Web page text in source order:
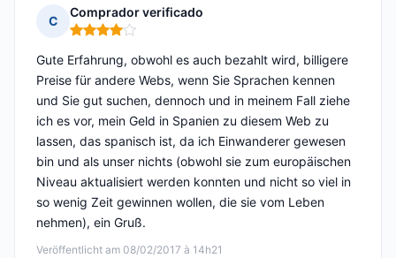
C
Comprador verificado
Hinweis: 4 von 5
Veröffentlicht am 08/02/2017 à 14h21
Gute Erfahrung, obwohl es auch bezahlt wird, billigere
Preise für andere Webs, wenn Sie Sprachen kennen
und Sie gut suchen, dennoch und in meinem Fall ziehe
ich es vor, mein Geld in Spanien zu diesem Web zu
lassen, das spanisch ist, da ich Einwanderer gewesen
bin und als unser nichts (obwohl sie zum europäischen
Niveau aktualisiert werden konnten und nicht so viel in
so wenig Zeit gewinnen wollen, die sie vom Leben
nehmen), ein Gruß.